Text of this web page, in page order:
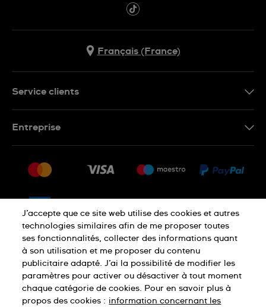
Français (France)
Service clients
Retour
CGV
Droit de rétractation
Entreprise
Nous rejoindre
Déclaration de confidentialité
Cookies Mentions légales
J’accepte que ce site web utilise des cookies et autres
technologies similaires afin de me proposer toutes
ses fonctionnalités, collecter des informations quant
à son utilisation et me proposer du contenu
publicitaire adapté. J’ai la possibilité de modifier les
paramètres pour activer ou désactiver à tout moment
chaque catégorie de cookies. Pour en savoir plus à
propos des cookies : information concernant les